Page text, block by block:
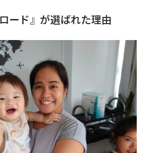
ード』が選ばれた理由